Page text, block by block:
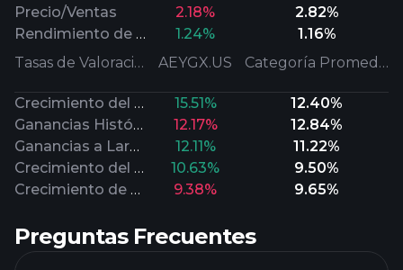
Precio/Ventas
2.18%
2.82%
Rendimiento de Dividendos
1.24%
1.16%
Tasas de Valoración
AEYGX.US Categoría Promedio
Crecimiento del Flujo de Efectivo 15.51%
12.40%
Ganancias Históricas
12.17%
12.84%
Ganancias a Largo Plazo
12.11%
11.22%
Crecimiento del Valor en Libros
10.63%
9.50%
Crecimiento de Ventas
9.38% 9.65%
Preguntas Frecuentes